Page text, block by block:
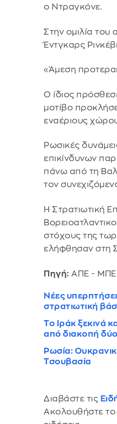
ο Ντραγκόνε.
Στην ομιλία
Έντγκαρς
«Άμεση
Ο ίδιος
μοτίβο
εναέριους
Ρωσικές
επικίνδυνων
πάνω από τη
τον
Η Στρατιωτική
στόχους της
ελήφθησαν στη
Πηγή: ΑΠΕ - ΜΠΕ
Νέες
στρατιωτική
Το Ιράκ ξεκινά
από διακοπή
Ρωσία:
Τσουβασία
Διαβάστε τις
Ακολουθήστε το